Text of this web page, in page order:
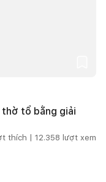
thờ tổ bằng giải
thích | 12.358 lượt xem